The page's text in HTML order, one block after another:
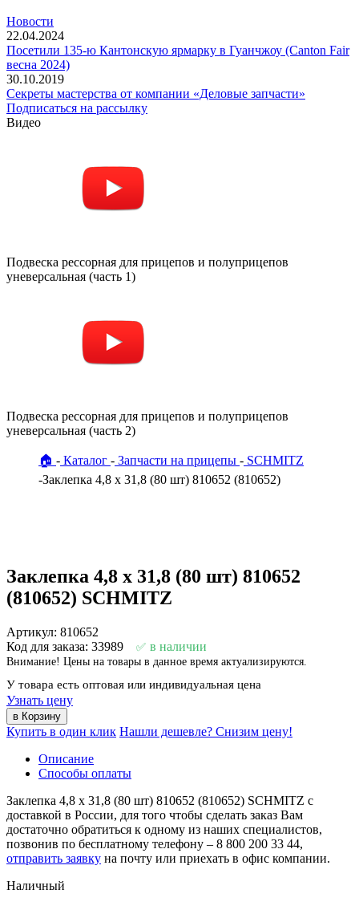
Новости
22.04.2024
Посетили 135-ю Кантонскую ярмарку в Гуанчжоу (Canton Fair
весна 2024)
30.10.2019
Секреты мастерства от компании «Деловые запчасти»
Подписаться на рассылку
Видео
Подвеска рессорная для прицепов и полуприцепов
уневерсальная (часть 1)
Подвеска рессорная для прицепов и полуприцепов
уневерсальная (часть 2)
🏠 Каталог Запчасти на прицепы
SCHMITZ
Заклепка 4,8 x 31,8 (80 шт) 810652 (810652)
Заклепка 4,8 x 31,8 (80 шт) 810652
(810652) SCHMITZ
Артикул: 810652
Код для заказа: 33989
в наличии
Внимание! Цены на товары в данное время актуализируются.
У товара есть оптовая или индивидуальная цена
Узнать цену
Купить в один клик Нашли дешевле? Снизим цену!
Описание
Способы оплаты
Заклепка 4,8 x 31,8 (80 шт) 810652 (810652) SCHMITZ с
доставкой в России, для того чтобы сделать заказ Вам
достаточно обратиться к одному из наших специалистов,
позвонив по бесплатному телефону – 8 800 200 33 44,
отправить заявку на почту или приехать в офис компании.
Наличный